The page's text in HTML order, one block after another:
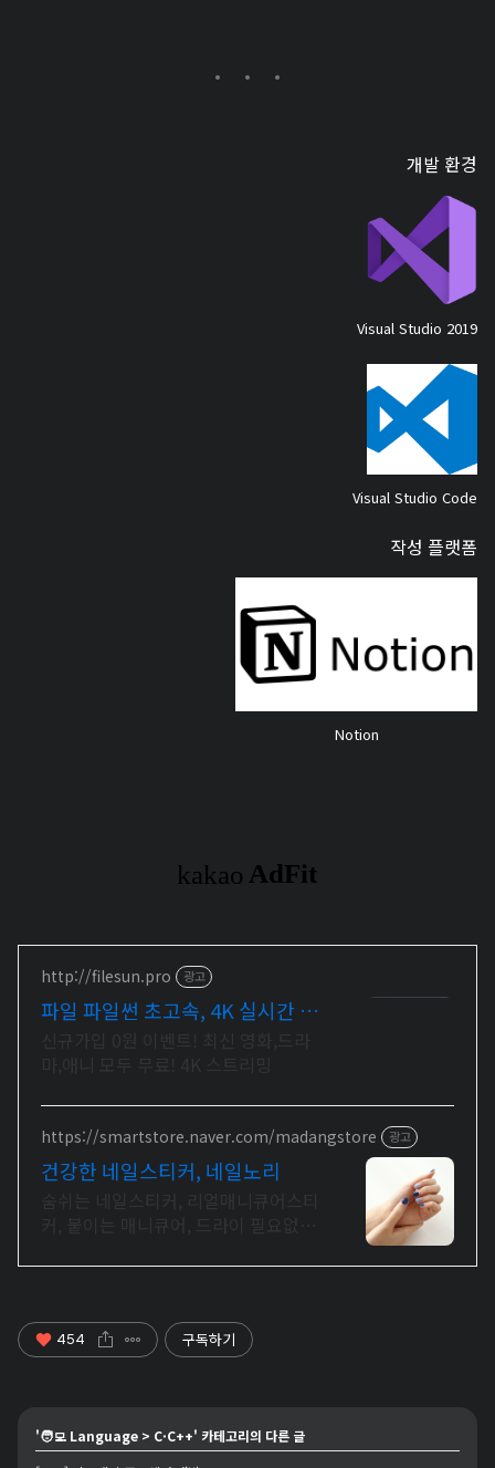
개발 환경
Visual Studio 2019
Visual Studio Code
작성 플랫폼
Notion
http://filesun.pro 광고
파일 파일썬 초고속, 4K 실시간 보
https://smartstore.naver.com/madangstore 광고
건강한 네일스티커, 네일노리
454 구독하기
'🧑‍💻 Language > C·C++' 카테고리의 다른 글